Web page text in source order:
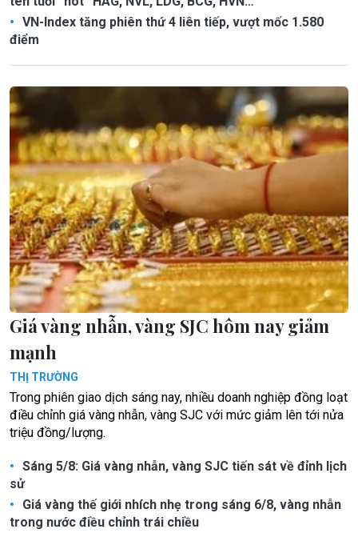
VN-Index tăng phiên thứ 4 liên tiếp, vượt mốc 1.580
điểm
Giá vàng nhẫn, vàng SJC hôm nay giảm
mạnh
THỊ TRƯỜNG
Trong phiên giao dịch sáng nay, nhiều doanh nghiệp đồng loạt
điều chỉnh giá vàng nhẫn, vàng SJC với mức giảm lên tới nửa
triệu đồng/lượng.
Sáng 5/8: Giá vàng nhẫn, vàng SJC tiến sát về đỉnh lịch
sử
Giá vàng thế giới nhích nhẹ trong sáng 6/8, vàng nhẫn
trong nước điều chỉnh trái chiều